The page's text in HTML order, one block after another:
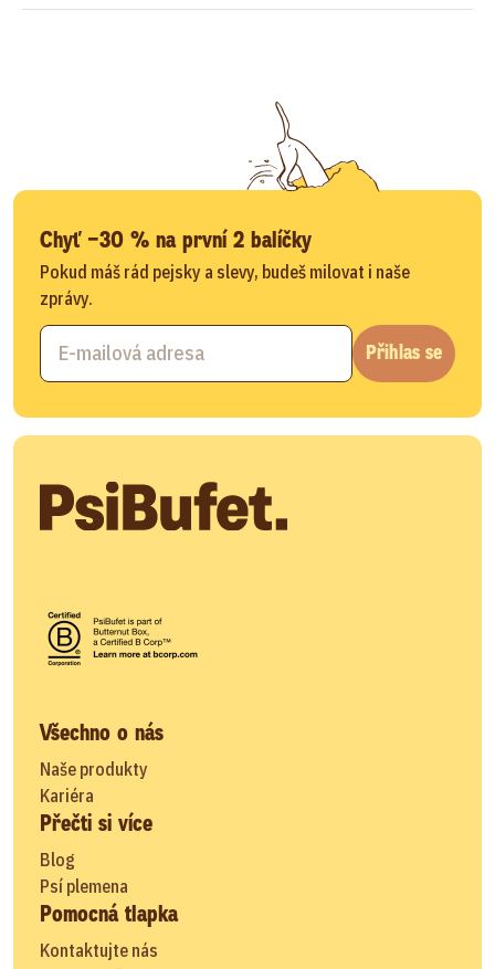
Chyť −30 % na první 2 balíčky
Pokud máš rád pejsky a slevy, budeš milovat i naše
zprávy.
Přihlas se
Všechno o nás
Naše produkty
Kariéra
Přečti si více
Blog
Psí plemena
Pomocná tlapka
Kontaktujte nás